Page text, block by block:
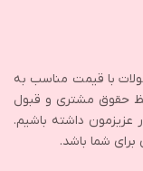
با قیمت مناسب به
حقوق مشتری و قبول
داشته باشیم.
شما باشد.